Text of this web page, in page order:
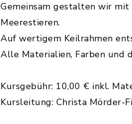
Gemeinsam gestalten wir
Meerestieren.
Auf wertigem Keilrahmen
Alle Materialien, Farben und
Kursgebühr: 10,00 € inkl.
Kursleitung: Christa Mörder-